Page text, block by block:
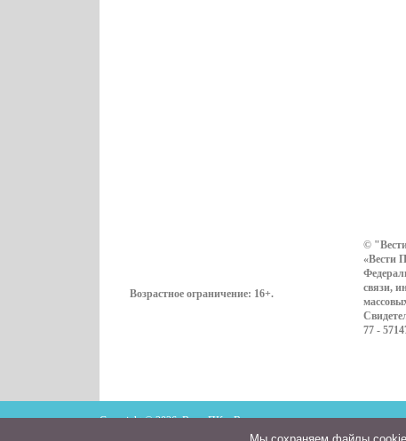
Возрастное ограничение: 16+.
©
«Вести
связи,
77 -
Copyright © 2026. ВестиПК в Воронеже